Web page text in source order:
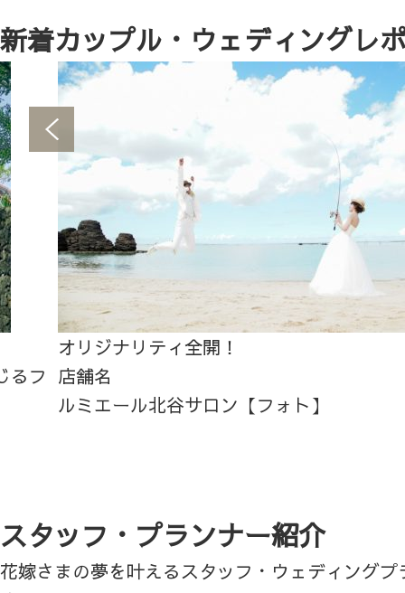
新着カップル・ウェディングレ
るフ
オリジナリティ全開！
店舗名
ルミエール北谷サロン【フォト】
スタッフ・プランナー紹介
花嫁さまの夢を叶えるスタッフ・ウェディング